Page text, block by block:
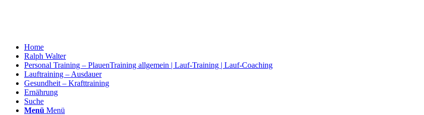
Home
Ralph Walter
Personal Training – PlauenTraining allgemein | Lauf-Training | Lauf-Coaching
Lauftraining – Ausdauer
Gesundheit – Krafttraining
Ernährung
Suche
Menü Menü